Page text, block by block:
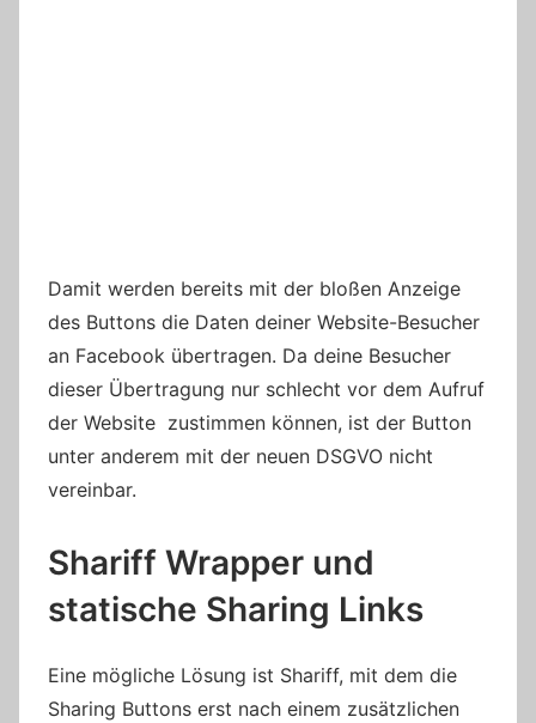
Damit werden bereits mit der bloßen Anzeige
des Buttons die Daten deiner Website-Besucher
an Facebook übertragen. Da deine Besucher
dieser Übertragung nur schlecht vor dem Aufruf
der Website zustimmen können, ist der Button
unter anderem mit der neuen DSGVO nicht
vereinbar.
Shariff Wrapper und
statische Sharing Links
Eine mögliche Lösung ist Shariff, mit dem die
Sharing Buttons erst nach einem zusätzlichen